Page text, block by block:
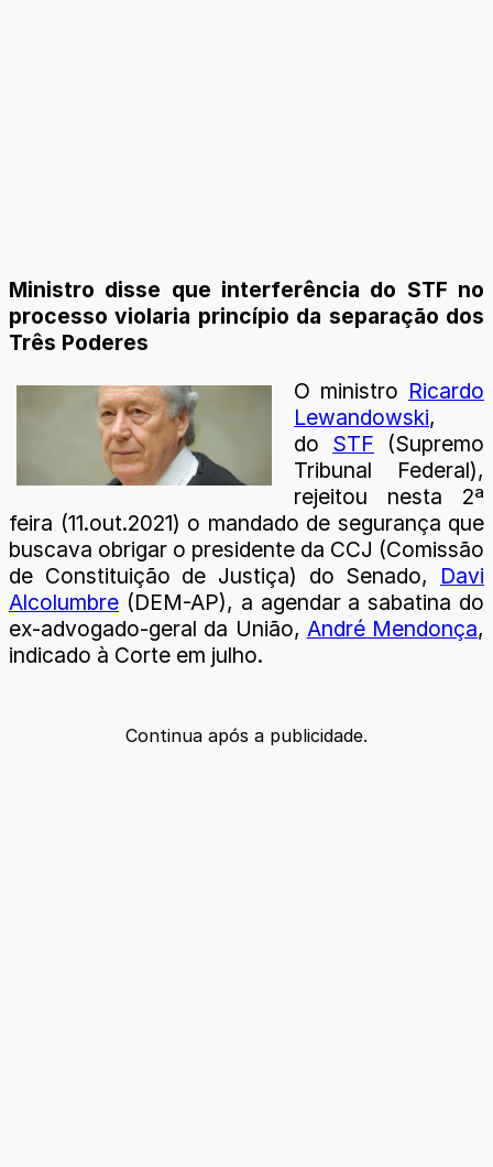
Ministro disse que interferência do STF no
processo violaria princípio da separação dos
Três Poderes
O ministro Ricardo
Lewandowski,
do STF (Supremo
Tribunal Federal),
rejeitou nesta 2ª
feira (11.out.2021) o mandado de segurança que
buscava obrigar o presidente da CCJ (Comissão
de Constituição de Justiça) do Senado, Davi
Alcolumbre (DEM-AP), a agendar a sabatina do
ex-advogado-geral da União, André Mendonça,
indicado à Corte em julho.
Continua após a publicidade.